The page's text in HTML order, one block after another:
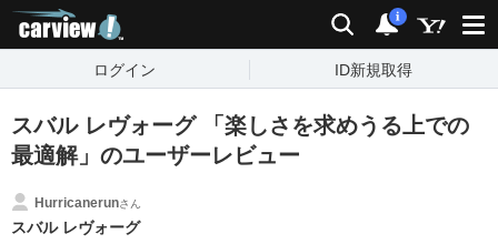
検索 通知
i
ログイン ID新規取得
スバル レヴォーグ 「楽しさを求めうる上での
最適解」のユーザーレビュー
Hurricanerunさん
スバル レヴォーグ